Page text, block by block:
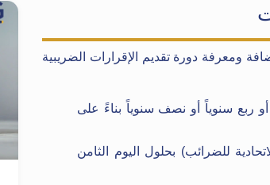
ومعرفة دورة تقديم الإقرارات الضريبية
ربع سنوياً أو نصف سنوياً بناءً على
للضرائب) بحلول اليوم الثامن